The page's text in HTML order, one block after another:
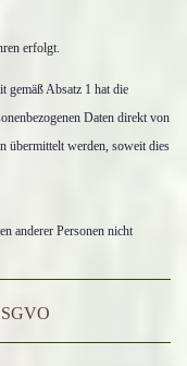
erfolgt.
gemäß Absatz 1 hat die
Daten direkt von
übermittelt werden, soweit dies
anderer Personen nicht